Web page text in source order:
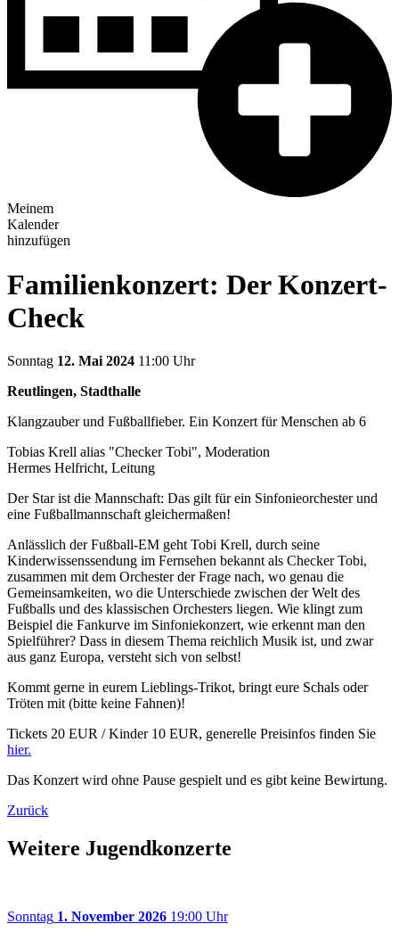
Meinem
Kalender
hinzufügen
Familienkonzert: Der Konzert-
Check
Sonntag 12. Mai 2024 11:00 Uhr
Reutlingen, Stadthalle
Klangzauber und Fußballfieber. Ein Konzert für Menschen ab 6
Tobias Krell alias "Checker Tobi", Moderation
Hermes Helfricht, Leitung
Der Star ist die Mannschaft: Das gilt für ein Sinfonieorchester und
eine Fußballmannschaft gleichermaßen!
Anlässlich der Fußball-EM geht Tobi Krell, durch seine
Kinderwissenssendung im Fernsehen bekannt als Checker Tobi,
zusammen mit dem Orchester der Frage nach, wo genau die
Gemeinsamkeiten, wo die Unterschiede zwischen der Welt des
Fußballs und des klassischen Orchesters liegen. Wie klingt zum
Beispiel die Fankurve im Sinfoniekonzert, wie erkennt man den
Spielführer? Dass in diesem Thema reichlich Musik ist, und zwar
aus ganz Europa, versteht sich von selbst!
Kommt gerne in eurem Lieblings-Trikot, bringt eure Schals oder
Tröten mit (bitte keine Fahnen)!
Tickets 20 EUR / Kinder 10 EUR, generelle Preisinfos finden Sie
hier.
Das Konzert wird ohne Pause gespielt und es gibt keine Bewirtung.
Zurück
Weitere Jugendkonzerte
Sonntag 1. November 2026 19:00 Uhr